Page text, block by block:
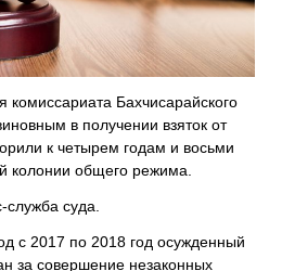
комиссариата Бахчисарайского
в получении взяток от
к четырем годам и восьми
колонии общего режима.
суда.
с 2017 по 2018 год осужденный
за совершение незаконных